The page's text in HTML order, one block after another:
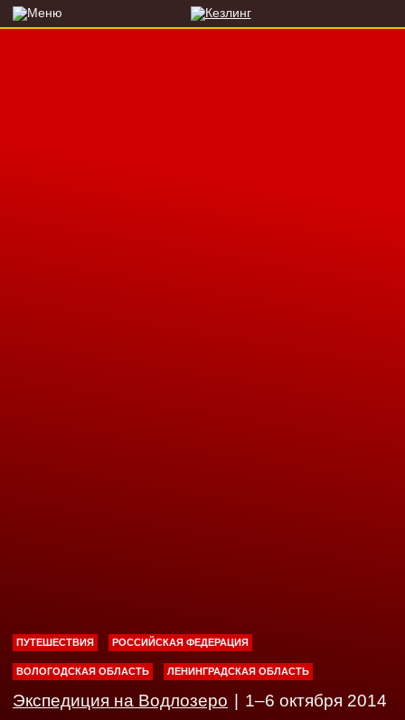
ПУТЕШЕСТВИЯ РОССИЙСКАЯ ФЕДЕРАЦИЯ
ВОЛОГОДСКАЯ ОБЛАСТЬ ЛЕНИНГРАДСКАЯ ОБЛАСТЬ
Экспедиция на Водлозеро 1–6 октября 2014